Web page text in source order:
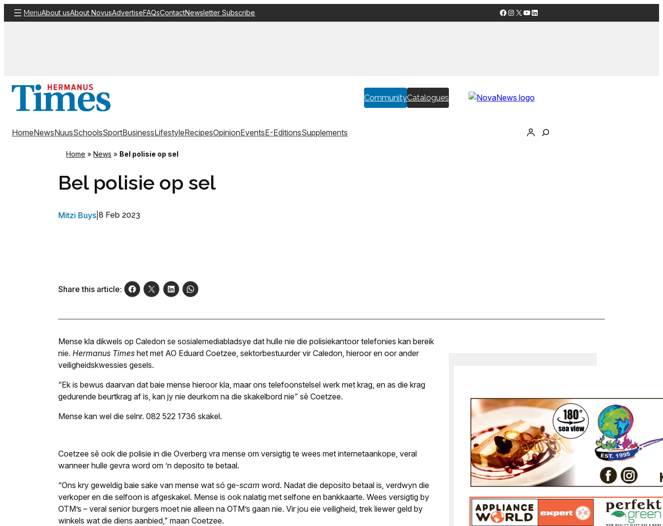
Skip
to
MenuAbout usAbout NovusAdvertiseFAQsContactNewsletter Subscribe Facebook
Instagram
X YouTube
LinkedIn
CommunityCatalogues
HomeNewsNuusSchoolsSportBusinessLifestyleRecipesOpinionEventsE-EditionsSupplements
Home » News » Bel polisie op sel
Bel polisie op sel
Mitzi Buys 8 Feb 2023
Share this article:
Mense kla dikwels op Caledon se sosialemedia­bladsye dat hulle nie die polisiekantoor telefonies kan bereik
nie. Hermanus Times het met AO Eduard Coetzee, sektorbestuurder vir Caledon, hieroor en oor ander
veiligheidskwessies gesels.
“Ek is bewus daarvan dat baie mense hieroor kla, maar ons telefoonstelsel werk met krag, en as die krag
gedurende beurtkrag af is, kan jy nie deurkom na die skakelbord nie” sê Coetzee.
Mense kan wel die selnr. 082 522 1736 skakel.
Coetzee sê ook die polisie in die Overberg vra mense om versigtig te wees met internetaankope, veral
wanneer hulle gevra word om ’n deposito te betaal.
“Ons kry geweldig baie sake van mense wat só ge-scam word. Nadat die deposito betaal is, verdwyn die
verkoper en die selfoon is afgeskakel. Mense is ook nalatig met selfone en bankkaarte. Wees versigtig by
OTM’s – veral senior burgers moet nie alleen na OTM’s gaan nie. Vir jou eie veiligheid, trek liewer geld by
winkels wat die diens aanbied,” maan Coetzee.